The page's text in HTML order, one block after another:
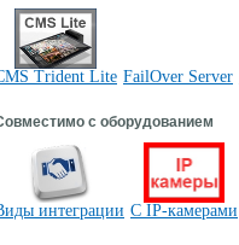
Trident Lite FailOver Server
с оборудованием
интеграции C IP-камерами